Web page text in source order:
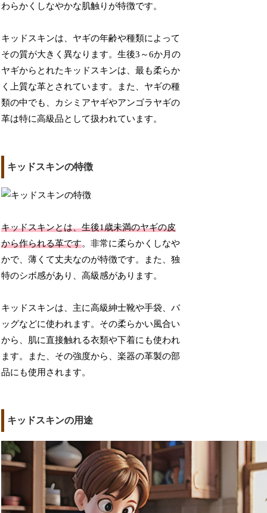
わらかくしなやかな肌触りが特徴です。
キッドスキンは、ヤギの年齢や種類によって
その質が大きく異なります。生後3～6か月の
ヤギからとれたキッドスキンは、最も柔らか
く上質な革とされています。また、ヤギの種
類の中でも、カシミアヤギやアンゴラヤギの
革は特に高級品として扱われています。
キッドスキンの特徴
キッドスキンとは、生後1歳未満のヤギの皮
から作られる革です。非常に柔らかくしなや
かで、薄くて丈夫なのが特徴です。また、独
特のシボ感があり、高級感があります。
キッドスキンは、主に高級紳士靴や手袋、バ
ッグなどに使われます。その柔らかい風合い
から、肌に直接触れる衣類や下着にも使われ
ます。また、その強度から、楽器の革製の部
品にも使用されます。
キッドスキンの用途